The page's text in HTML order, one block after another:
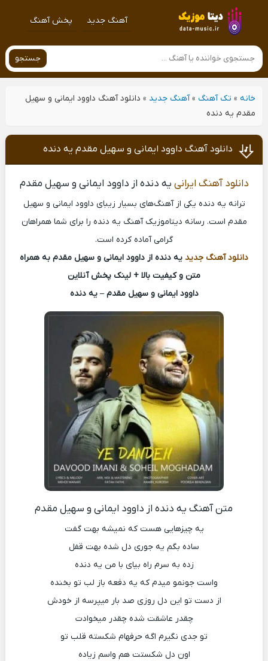
آهنگ جدید پخش آهنگ
جستجو
خانه» تک آهنگ »آهنگ جدید » دانلود آهنگ داوود ایمانی و سهیل
مقدم یه دنده
دانلود آهنگ داوود ایمانی و سهیل مقدم یه دنده
دانلود آهنگ ایرانی یه دنده از داوود ایمانی و سهیل مقدم
ترانه یه دنده یکی از آهنگ‌های بسیار زیبای داوود ایمانی و سهیل
مقدم است. رسانه دیتاموزیک آهنگ یه دنده را برای شما همراهان
گرامی آماده کرده است.
دانلود آهنگ جدید یه دنده از داوود ایمانی و سهیل مقدم به همراه
متن و کیفیت بالا + لینک پخش آنلاین
داوود ایمانی و سهیل مقدم – یه دنده
متن آهنگ یه دنده از داوود ایمانی و سهیل مقدم
یه چیزهایی هست که نمیشه بهت گفت
ساده بگم یه جوری دل شده بهت قفل
زده به سرم راه بیای با من یه دنده
واست جونمو میدم که یه دفعه باز لب تو بخنده
از دست تو این دل روزی صد بار میپرسه از خودش
چقدر عاشقت شده چقدر میخوادت
تو جدی نگیرم اگه حرفهام شکسته قلب تو
اون دل شکستت هم واسم زیاده